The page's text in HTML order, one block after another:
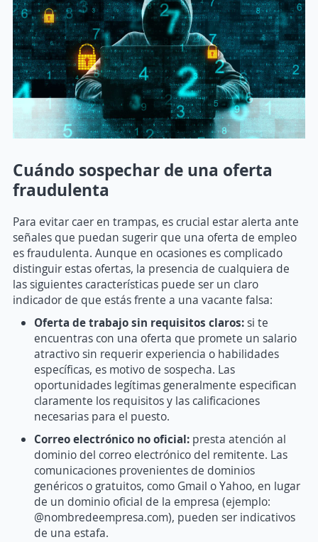
Cuándo sospechar de una oferta
fraudulenta
Para evitar caer en trampas, es crucial estar alerta ante
señales que puedan sugerir que una oferta de empleo
es fraudulenta. Aunque en ocasiones es complicado
distinguir estas ofertas, la presencia de cualquiera de
las siguientes características puede ser un claro
indicador de que estás frente a una vacante falsa:
Oferta de trabajo sin requisitos claros:si te
encuentras con una oferta que promete un salario
atractivo sin requerir experiencia o habilidades
específicas, es motivo de sospecha. Las
oportunidades legítimas generalmente especifican
claramente los requisitos y las calificaciones
necesarias para el puesto.
Correo electrónico no oficial: presta atención al
dominio del correo electrónico del remitente. Las
comunicaciones provenientes de dominios
genéricos o gratuitos, como Gmail o Yahoo, en lugar
de un dominio oficial de la empresa (ejemplo:
@nombredeempresa.com), pueden ser indicativos
de una estafa.